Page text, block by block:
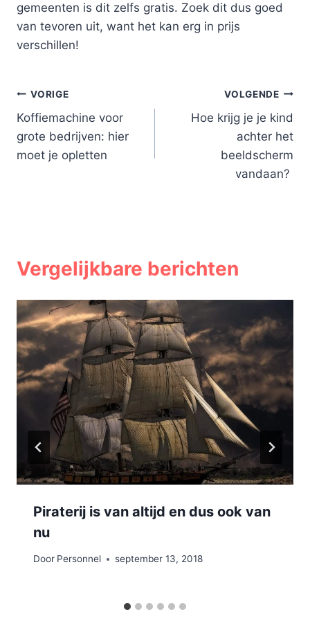
gemeenten is dit zelfs gratis. Zoek dit dus goed
van tevoren uit, want het kan erg in prijs
verschillen!
Bericht
navigatie
VORIGE
Koffiemachine voor
grote bedrijven: hier
moet je opletten
VOLGENDE
Hoe krijg je je kind
achter het
beeldscherm
vandaan?
Vergelijkbare berichten
Piraterij is van altijd en dus ook van
nu
Door Personnel september 13, 2018